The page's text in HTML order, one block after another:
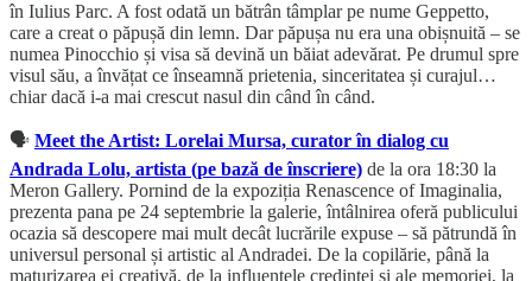
în Iulius Parc. A fost odată un bătrân tâmplar pe nume Geppetto,
care a creat o păpușă din lemn. Dar păpușa nu era una obișnuită – se
numea Pinocchio și visa să devină un băiat adevărat. Pe drumul spre
visul său, a învățat ce înseamnă prietenia, sinceritatea și curajul…
chiar dacă i-a mai crescut nasul din când în când.
🗣️ Meet the Artist: Lorelai Mursa, curator în dialog cu
Andrada Lolu, artista (pe bază de înscriere) de la ora 18:30 la
Meron Gallery. Pornind de la expoziția Renascence of Imaginalia,
prezenta pana pe 24 septembrie la galerie, întâlnirea oferă publicului
ocazia să descopere mai mult decât lucrările expuse – să pătrundă în
universul personal și artistic al Andradei. De la copilărie, până la
maturizarea ei creativă, de la influențele credinței și ale memoriei, la